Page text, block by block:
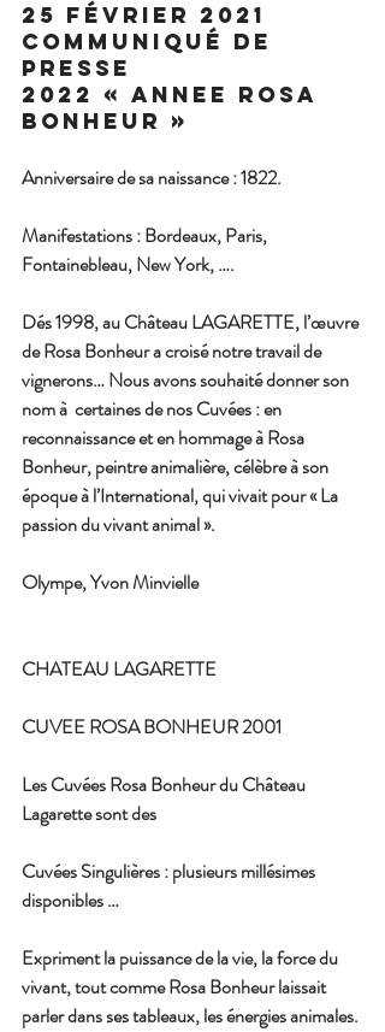
25 Février 2021
Communiqué de
Presse
2022 « ANNEE ROSA
BONHEUR »
Anniversaire de sa naissance : 1822.
Manifestations : Bordeaux, Paris,
Fontainebleau, New York, ….
Dés 1998, au Château LAGARETTE, l’œuvre
de Rosa Bonheur a croisé notre travail de
vignerons… Nous avons souhaité donner son
nom à  certaines de nos Cuvées : en
reconnaissance et en hommage à Rosa
Bonheur, peintre animalière, célèbre à son
époque à l’International, qui vivait pour « La
passion du vivant animal ».
Olympe, Yvon Minvielle
CHATEAU LAGARETTE
CUVEE ROSA BONHEUR 2001
Les Cuvées Rosa Bonheur du Château
Lagarette sont des
Cuvées Singulières : plusieurs millésimes
disponibles …
Expriment la puissance de la vie, la force du
vivant, tout comme Rosa Bonheur laissait
parler dans ses tableaux, les énergies animales.